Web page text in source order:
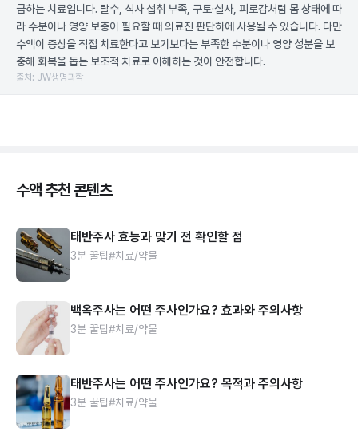
급하는 치료입니다. 탈수, 식사 섭취 부족, 구토·설사, 피로감처럼 몸 상태에 따
라 수분이나 영양 보충이 필요할 때 의료진 판단하에 사용될 수 있습니다. 다만
수액이 증상을 직접 치료한다고 보기보다는 부족한 수분이나 영양 성분을 보
충해 회복을 돕는 보조적 치료로 이해하는 것이 안전합니다.
출처: JW생명과학
수액 추천 콘텐츠
태반주사 효능과 맞기 전 확인할 점
3분 꿀팁#치료/약물
백옥주사는 어떤 주사인가요? 효과와 주의사항
3분 꿀팁#치료/약물
태반주사는 어떤 주사인가요? 목적과 주의사항
3분 꿀팁#치료/약물